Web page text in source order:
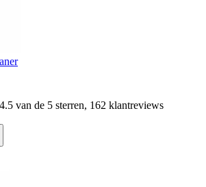
van de 5 sterren, 162 klantreviews